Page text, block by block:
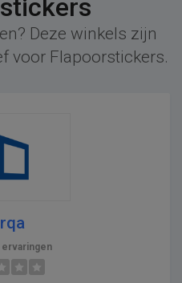
Deze winkels zijn
voor Flapoorstickers.
ervaringen